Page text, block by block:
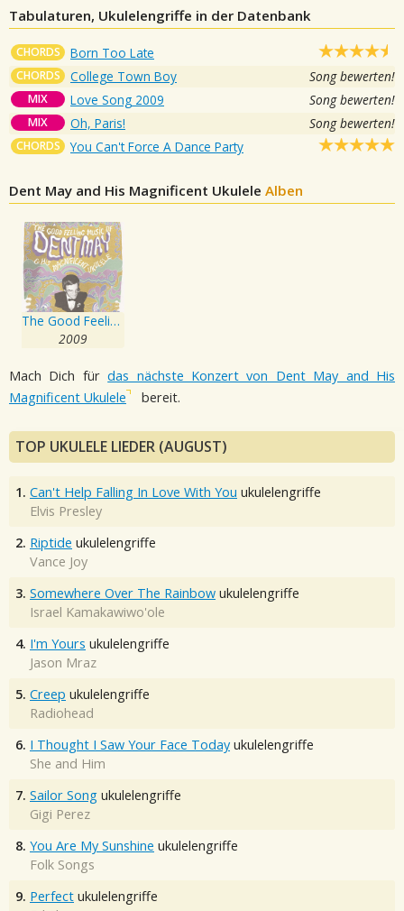
Tabulaturen, Ukulelengriffe in der Datenbank
CHORDS Born Too Late
CHORDS College Town Boy Song bewerten!
MIX Love Song 2009 Song bewerten!
MIX Oh, Paris! Song bewerten!
CHORDS You Can't Force A Dance Party
Dent May and His Magnificent Ukulele Alben
The Good Feeling Music of Dent May & His Magnificent Ukulele
2009
Mach Dich fürdas nächste Konzert von Dent May and His
Magnificent Ukulele
bereit.
TOP UKULELE LIEDER (AUGUST)
1. Can't Help Falling In Love With You ukulelengriffe
Elvis Presley
2. Riptide ukulelengriffe
Vance Joy
3. Somewhere Over The Rainbow ukulelengriffe
Israel Kamakawiwo'ole
4. I'm Yours ukulelengriffe
Jason Mraz
5. Creep ukulelengriffe
Radiohead
6. I Thought I Saw Your Face Today ukulelengriffe
She and Him
7. Sailor Song ukulelengriffe
Gigi Perez
8. You Are My Sunshine ukulelengriffe
Folk Songs
9. Perfect ukulelengriffe